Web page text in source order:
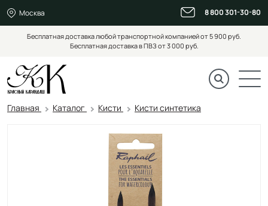
Москва 8 800 301-30-80
Бесплатная доставка любой транспортной компанией от 5 900 руб.
Бесплатная доставка в ПВЗ от 3 000 руб.
Главная Каталог Кисти Кисти синтетика